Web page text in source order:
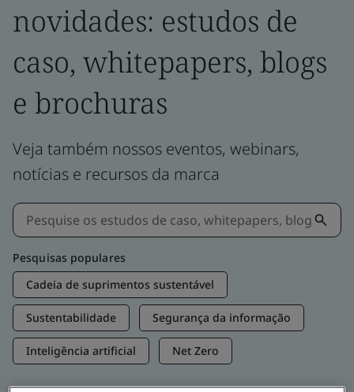
novidades: estudos de
caso, whitepapers, blogs
e brochuras
Veja também nossos eventos, webinars,
notícias e recursos da marca
Pesquisas populares
Cadeia de suprimentos sustentável
Sustentabilidade Segurança da informação
Inteligência artificial Net Zero